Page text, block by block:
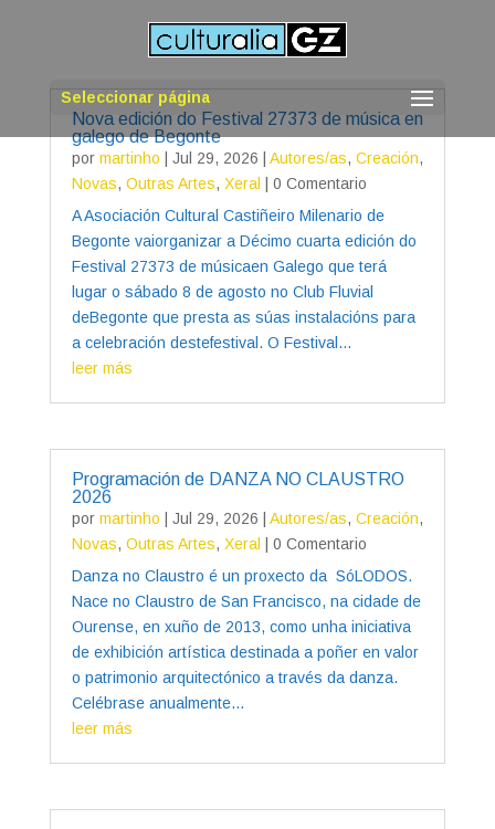
Seleccionar página
Nova edición do Festival 27373 de música en
galego de Begonte
por martinho Jul 29, 2026 Autores/as, Creación,
Novas, Outras Artes, Xeral
| 0 Comentario
A Asociación Cultural Castiñeiro Milenario de
Begonte vaiorganizar a Décimo cuarta edición do
Festival 27373 de músicaen Galego que terá
lugar o sábado 8 de agosto no Club Fluvial
deBegonte que presta as súas instalacións para
a celebración destefestival. O Festival...
leer más
Programación de DANZA NO CLAUSTRO
2026
por martinho Jul 29, 2026 Autores/as, Creación,
Novas, Outras Artes, Xeral
| 0 Comentario
Danza no Claustro é un proxecto da SóLODOS.
Nace no Claustro de San Francisco, na cidade de
Ourense, en xuño de 2013, como unha iniciativa
de exhibición artística destinada a poñer en valor
o patrimonio arquitectónico a través da danza.
Celébrase anualmente...
leer más